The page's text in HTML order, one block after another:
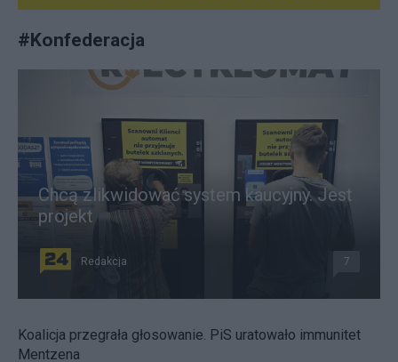
#Konfederacja
Chcą zlikwidować system kaucyjny. Jest
projekt
Redakcja 7
Koalicja przegrała głosowanie. PiS uratowało immunitet
Mentzena